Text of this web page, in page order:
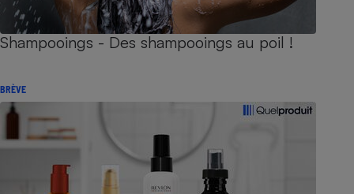
Shampooings - Des shampooings au poil !
BRÈVE